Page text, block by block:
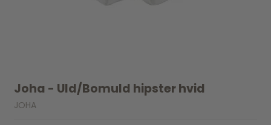
Joha - Uld/Bomuld hipster hvid
JOHA